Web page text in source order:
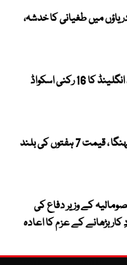
اور دریاؤں میں طغیانی کا خدشہ،
پاکستان کیخلاف ٹیسٹ سیریز ، انگلینڈ کا 16 رکنی اسکواڈ
عالمی مارکیٹ میں سونا مزید مہنگا ، قیمت 7 ہفتوں کی بلند
کے وزیر دفاع کی
کار بڑھانے کے عزم کا اعادہ